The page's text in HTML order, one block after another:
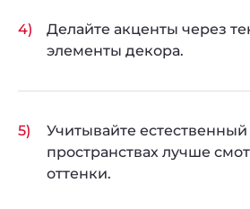
Делайте акценты через
элементы декора.
Учитывайте естественный
пространствах лучше
оттенки.